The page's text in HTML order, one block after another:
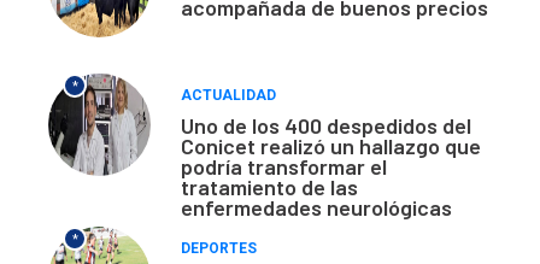
acompañada de buenos precios
*
ACTUALIDAD
Uno de los 400 despedidos del
Conicet realizó un hallazgo que
podría transformar el
tratamiento de las
enfermedades neurológicas
*
DEPORTES